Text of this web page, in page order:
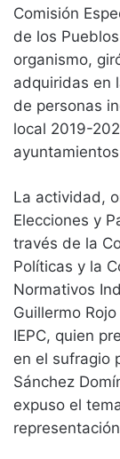
Comisión
de los
organismo,
adquiridas en
de personas
local 2019-
La actividad,
Elecciones y
través de la
Políticas y la
Normativos
Guillermo
IEPC, quien
en el sufragio
Sánchez
expuso el